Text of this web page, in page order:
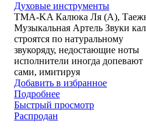
Духовые инструменты
TMA-KA Калюка Ля (A),
Музыкальная Артель Звуки
строятся по натуральному
звукоряду, недостающие ноты
исполнители иногда допевают
сами, имитируя
Добавить в избранное
Подробнее
Быстрый просмотр
Распродан